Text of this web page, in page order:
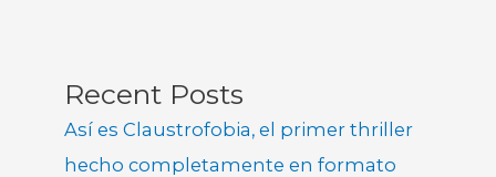
Recent Posts
Así es Claustrofobia, el primer thriller
hecho completamente en formato